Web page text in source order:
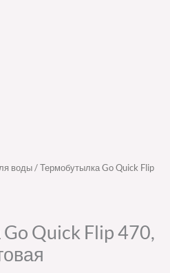
воды/ Термобутылка Go Quick Flip
Quick Flip 470,